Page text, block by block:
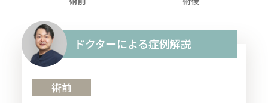
ドクターによる症例解説
術前